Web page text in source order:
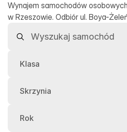
Wynajem samochodów
w Rzeszowie. Odbiór ul. Boya-
Klasa
Skrzynia
Rok